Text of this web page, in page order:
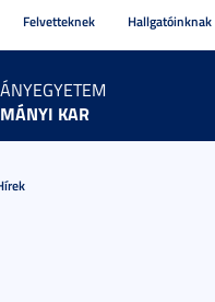
Felvetteknek Hallgatóinknak
KAR